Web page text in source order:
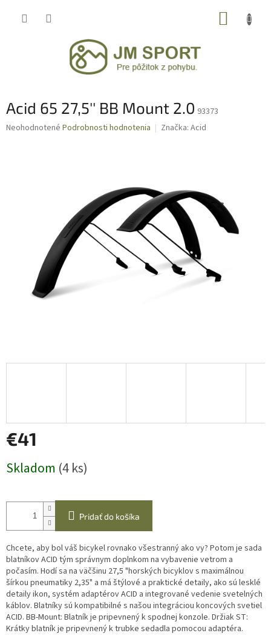
Acid 65 27,5'' BB Mount 2.0 93373
Priemerné
Neohodnotené Podrobnosti hodnotenia Značka: Acid
€41
cena:
Skladom (4 ks)
Pridať do košíka
Chcete, aby bol váš bicykel rovnako všestranný ako vy? Potom je sada
blatníkov ACID tým správnym doplnkom na vybavenie vetrom a
počasím. Hodí sa na väčšinu 27,5 "horských bicyklov s maximálnou
šírkou pneumatiky 2,35" a má štýlové a praktické detaily, ako sú lesklé
detaily ikon, systém adaptérov ACID a integrované vedenie svetelných
káblov. Blatníky sú kompatibilné s našou integráciou koncových svetiel
ACID. BB-Mount: Blatník je pripevnený k spodnej konzole. Držiak ST:
Krátky blatník je pripevnený k trubke sedadla pomocou adaptéra.